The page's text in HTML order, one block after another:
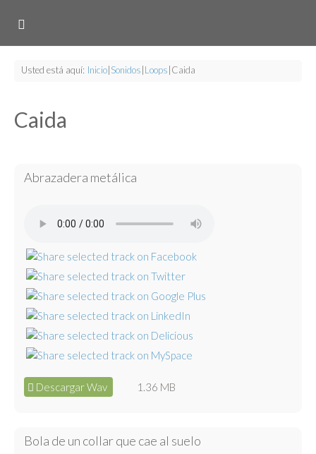
Usted está aquí: Inicio Sonidos Loops Caida
Caida
Abrazadera metálica
Descargar Wav 1.36 MB
Bola de un collar que cae al suelo